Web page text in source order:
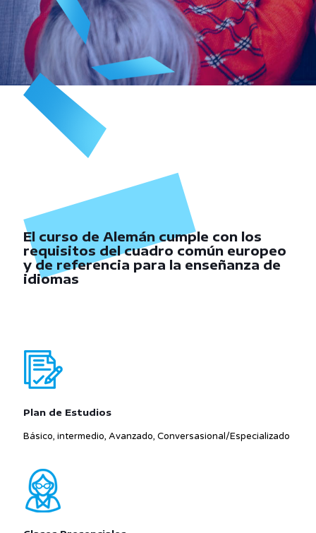
El curso de Alemán cumple con los
requisitos del cuadro común europeo
y de referencia para la enseñanza de
idiomas
Plan de Estudios
Básico, intermedio, Avanzado, Conversasional/Especializado